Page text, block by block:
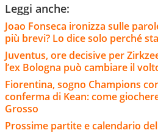
Leggi anche:
Joao Fonseca ironizza sulle
più brevi? Lo dice solo perché
Juventus, ore decisive per
l’ex Bologna può cambiare il
Fiorentina, sogno Champions
conferma di Kean: come
Grosso
Prossime partite e calendario